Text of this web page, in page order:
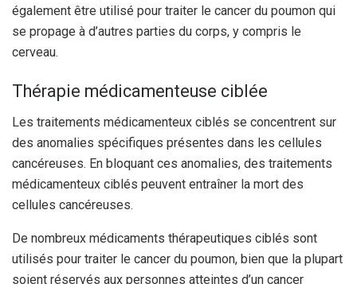
également être utilisé pour traiter le cancer du poumon qui
se propage à d’autres parties du corps, y compris le
cerveau.
Thérapie médicamenteuse ciblée
Les traitements médicamenteux ciblés se concentrent sur
des anomalies spécifiques présentes dans les cellules
cancéreuses. En bloquant ces anomalies, des traitements
médicamenteux ciblés peuvent entraîner la mort des
cellules cancéreuses.
De nombreux médicaments thérapeutiques ciblés sont
utilisés pour traiter le cancer du poumon, bien que la plupart
soient réservés aux personnes atteintes d’un cancer